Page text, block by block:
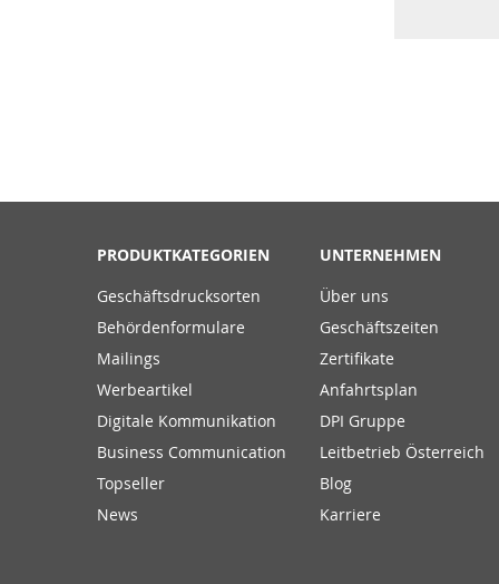
PRODUKTKATEGORIEN
Geschäftsdrucksorten
Behördenformulare
Mailings
Werbeartikel
Digitale Kommunikation
Business Communication
Topseller
News
UNTERNEHMEN
Über uns
Geschäftszeiten
Zertifikate
Anfahrtsplan
DPI Gruppe
Leitbetrieb Österreich
Blog
Karriere